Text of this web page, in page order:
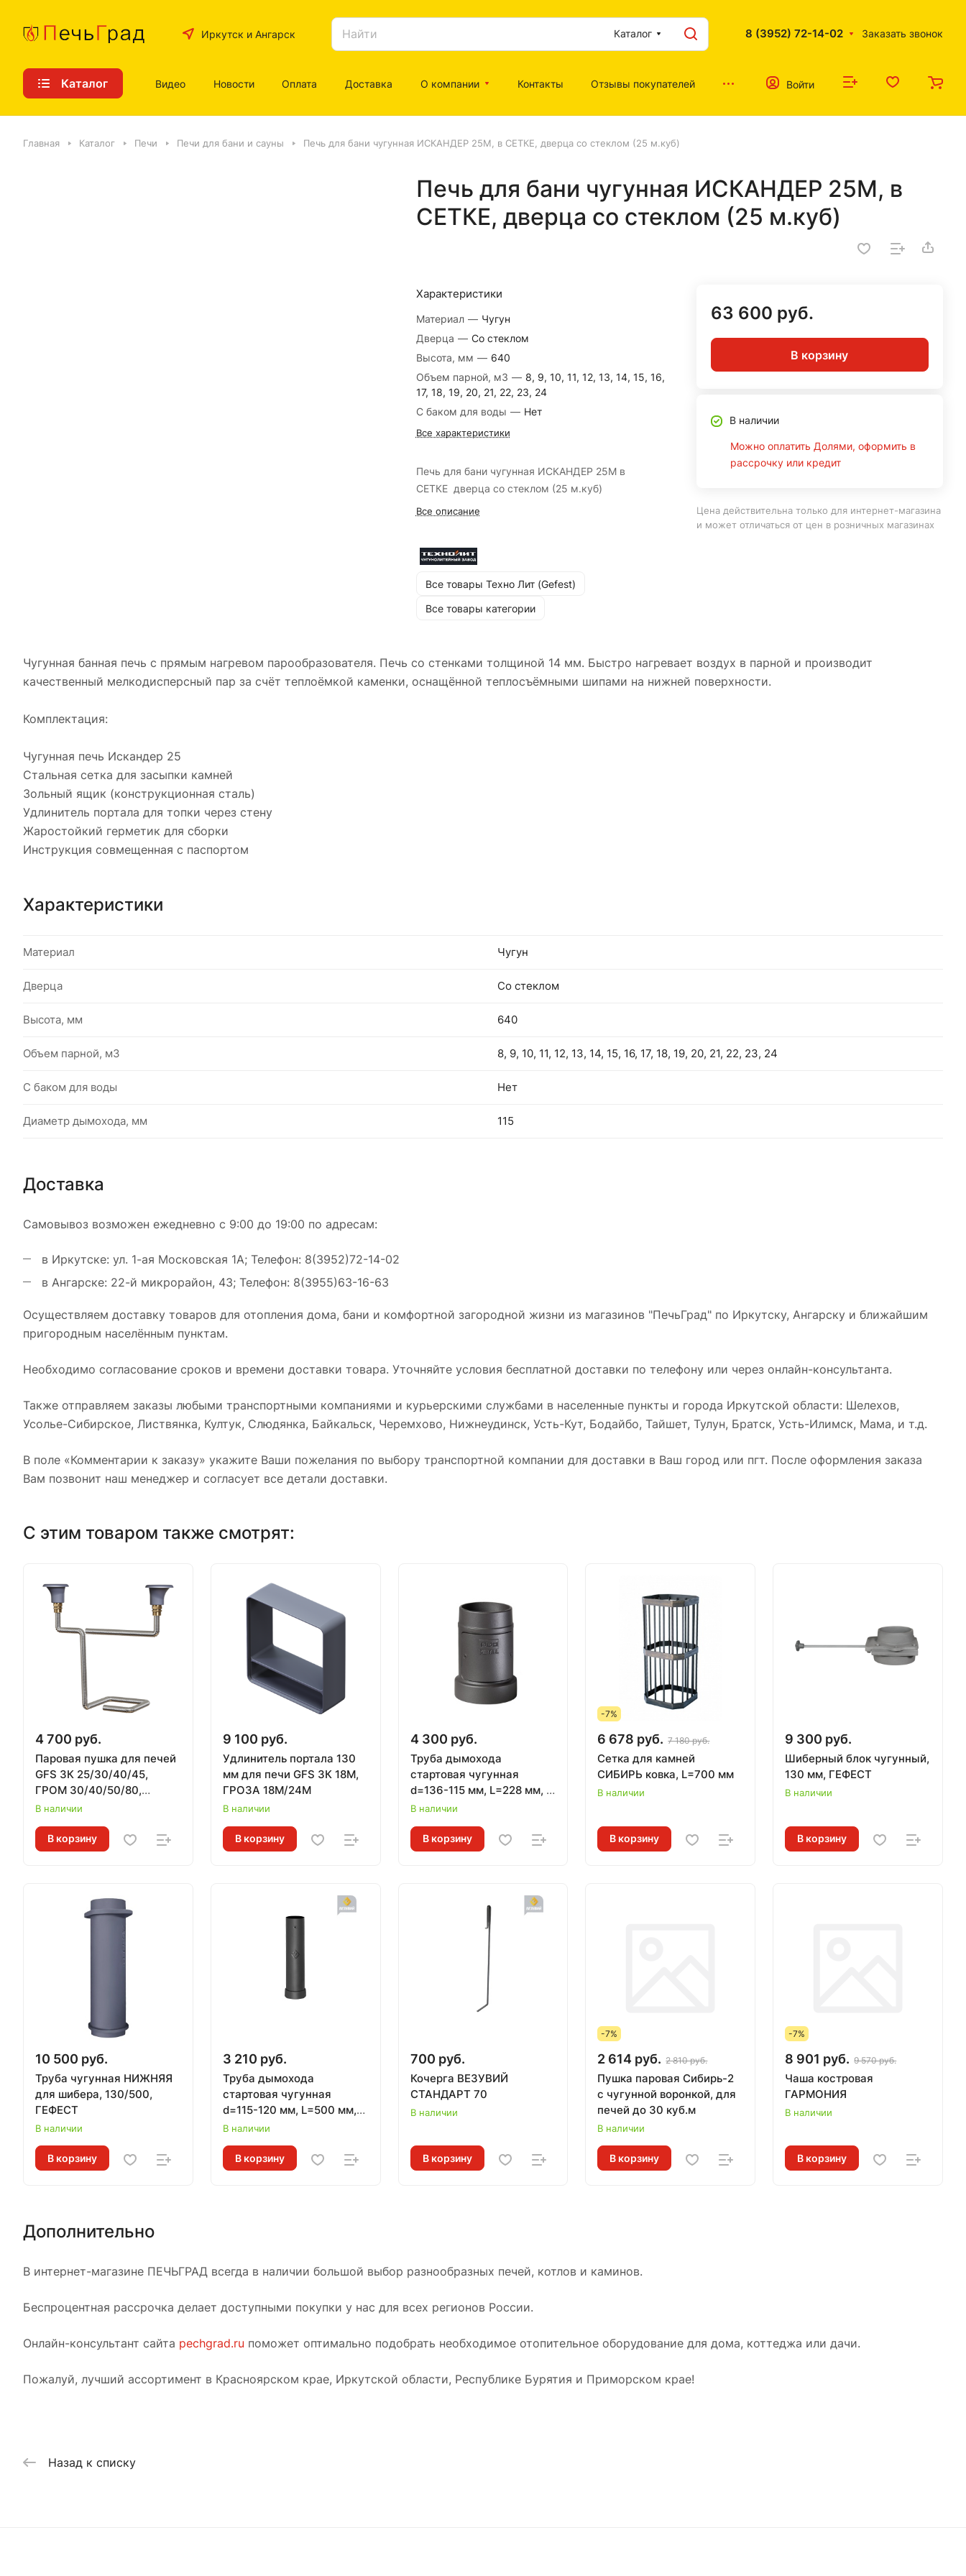
Иркутск и Ангарск Каталог 8 (3952) 72-14-02 Заказать звонок
Каталог Видео Новости Оплата Доставка О компании Контакты Отзывы покупателей Войти
Главная Каталог Печи Печи для бани и сауны Печь для бани чугунная ИСКАНДЕР 25М, в СЕТКЕ, дверца со стеклом (25 м.куб)
Печь для бани чугунная ИСКАНДЕР 25М, в
СЕТКЕ, дверца со стеклом (25 м.куб)
Характеристики
Материал — Чугун
Дверца — Со стеклом
Высота, мм — 640
Объем парной, м3 — 8, 9, 10, 11, 12, 13, 14, 15, 16,
17, 18, 19, 20, 21, 22, 23, 24
С баком для воды — Нет
Все характеристики
Печь для бани чугунная ИСКАНДЕР 25М в
СЕТКЕ дверца со стеклом (25 м.куб)
Все описание
Все товары Техно Лит (Gefest)
Все товары категории
63 600 руб.
В корзину
В наличии
Можно оплатить Долями, оформить в
рассрочку или кредит
Цена действительна только для интернет-магазина
и может отличаться от цен в розничных магазинах
Чугунная банная печь с прямым нагревом парообразователя. Печь со стенками толщиной 14 мм. Быстро нагревает воздух в парной и производит
качественный мелкодисперсный пар за счёт теплоёмкой каменки, оснащённой теплосъёмными шипами на нижней поверхности.
Комплектация:
Чугунная печь Искандер 25
Стальная сетка для засыпки камней
Зольный ящик (конструкционная сталь)
Удлинитель портала для топки через стену
Жаростойкий герметик для сборки
Инструкция совмещенная с паспортом
Характеристики
Материал Чугун
Дверца Со стеклом
Высота, мм 640
Объем парной, м3 8, 9, 10, 11, 12, 13, 14, 15, 16, 17, 18, 19, 20, 21, 22, 23, 24
С баком для воды Нет
Диаметр дымохода, мм 115
Доставка
Самовывоз возможен ежедневно с 9:00 до 19:00 по адресам:
в Иркутске: ул. 1-ая Московская 1А; Телефон: 8(3952)72-14-02
в Ангарске: 22-й микрорайон, 43; Телефон: 8(3955)63-16-63
Осуществляем доставку товаров для отопления дома, бани и комфортной загородной жизни из магазинов "ПечьГрад" по Иркутску, Ангарску и ближайшим
пригородным населённым пунктам.
Необходимо согласование сроков и времени доставки товара. Уточняйте условия бесплатной доставки по телефону или через онлайн-консультанта.
Также отправляем заказы любыми транспортными компаниями и курьерскими службами в населенные пункты и города Иркутской области: Шелехов,
Усолье-Сибирское, Листвянка, Култук, Слюдянка, Байкальск, Черемхово, Нижнеудинск, Усть-Кут, Бодайбо, Тайшет, Тулун, Братск, Усть-Илимск, Мама, и т.д.
В поле «Комментарии к заказу» укажите Ваши пожелания по выбору транспортной компании для доставки в Ваш город или пгт. После оформления заказа
Вам позвонит наш менеджер и согласует все детали доставки.
С этим товаром также смотрят:
4 700 руб.
Паровая пушка для печей
GFS ЗК 25/30/40/45,
ГРОМ 30/40/50/80,
комплект УРАГАН, нижний
В наличии
В корзину
9 100 руб.
Удлинитель портала 130
мм для печи GFS ЗК 18М,
ГРОЗА 18М/24М
В наличии
В корзину
4 300 руб.
Труба дымохода
стартовая чугунная
d=136-115 мм, L=228 мм, с
РЕВИЗИЕЙ для печей
В наличии
В корзину
-7%
6 678 руб. 7 180 руб.
Сетка для камней
СИБИРЬ ковка, L=700 мм
В наличии
В корзину
9 300 руб.
Шиберный блок чугунный,
130 мм, ГЕФЕСТ
В наличии
В корзину
10 500 руб.
Труба чугунная НИЖНЯЯ
для шибера, 130/500,
ГЕФЕСТ
В наличии
В корзину
3 210 руб.
Труба дымохода
стартовая чугунная
d=115-120 мм, L=500 мм,
для печей ВЕЗУВИЙ
В наличии
В корзину
700 руб.
Кочерга ВЕЗУВИЙ
СТАНДАРТ 70
В наличии
В корзину
-7%
2 614 руб. 2 810 руб.
Пушка паровая Сибирь-2
с чугунной воронкой, для
печей до 30 куб.м
В наличии
В корзину
-7%
8 901 руб. 9 570 руб.
Чаша костровая
ГАРМОНИЯ
В наличии
В корзину
Дополнительно
В интернет-магазине ПЕЧЬГРАД всегда в наличии большой выбор разнообразных печей, котлов и каминов.
Беспроцентная рассрочка делает доступными покупки у нас для всех регионов России.
Онлайн-консультант сайта pechgrad.ru поможет оптимально подобрать необходимое отопительное оборудование для дома, коттеджа или дачи.
Пожалуй, лучший ассортимент в Красноярском крае, Иркутской области, Республике Бурятия и Приморском крае!
Назад к списку